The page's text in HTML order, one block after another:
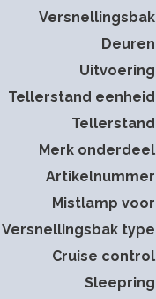
Versnellingsbak
Deuren
Uitvoering
Tellerstand eenheid
Tellerstand
Merk onderdeel
Artikelnummer
Mistlamp voor
Versnellingsbak type
Cruise control
Sleepring